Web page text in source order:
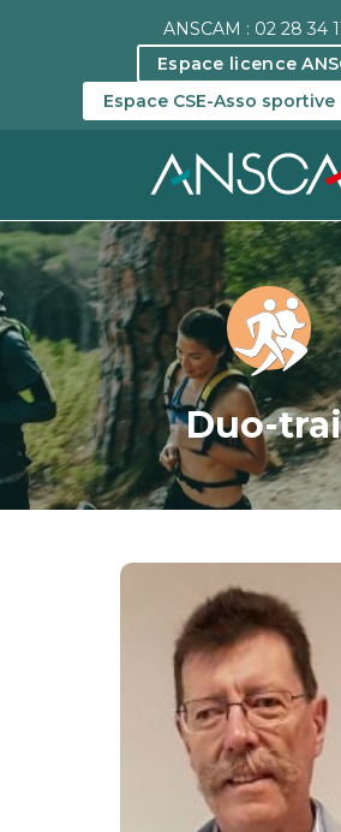
ANSCAM : 02 28 34
Espace licence
Espace CSE-Asso sportive
Duo-